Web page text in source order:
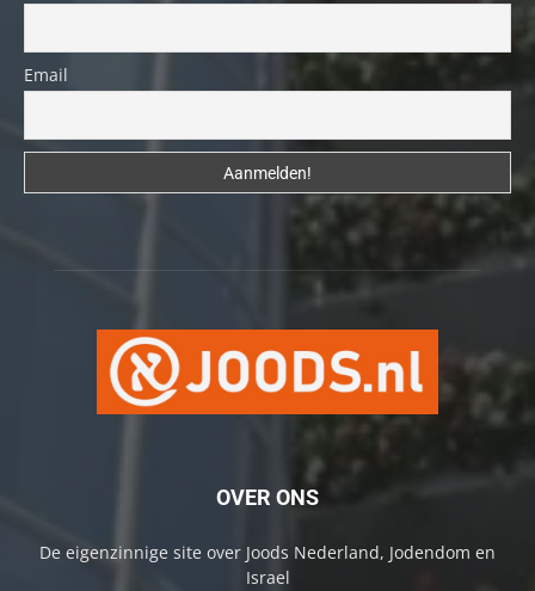
Email
OVER ONS
De eigenzinnige site over Joods Nederland, Jodendom en
Israel